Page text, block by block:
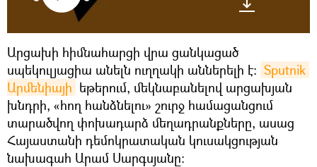
Արցախի հիմնահարցի վրա ցանկացած
սպեկուլյացիա անելն ուղղակի աններելի է։ Sputnik
Արմենիայի եթերում, մեկնաբանելով արցախյան
խնդրի, «հող հանձնելու» շուրջ համացանցում
տարածվող փոխադարձ մեղադրանքները, ասաց
Հայաստանի դեմոկրատական կուսակցության
նախագահ Արամ Սարգսյանը։